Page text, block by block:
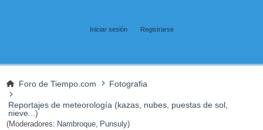
Iniciar sesión Registrarse
Foro de Tiempo.com Fotografia
Reportajes de meteorología (kazas, nubes, puestas de sol,
nieve...)
(Moderadores: Nambroque, Punsuly)